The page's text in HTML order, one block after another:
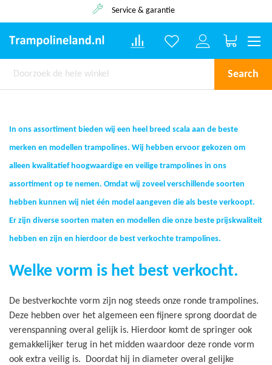
In ons assortiment bieden wij een heel breed scala aan de beste
merken en modellen trampolines. Wij hebben ervoor gekozen om
alleen kwalitatief hoogwaardige en veilige trampolines in ons
assortiment op te nemen. Omdat wij zoveel verschillende soorten
hebben kunnen wij niet één model aangeven die als beste verkoopt.
Er zijn diverse soorten maten en modellen die onze beste prijskwaliteit
hebben en zijn en hierdoor de best verkochte trampolines.
Welke vorm is het best verkocht.
De bestverkochte vorm zijn nog steeds onze ronde trampolines.
Deze hebben over het algemeen een fijnere sprong doordat de
verenspanning overal gelijk is. Hierdoor komt de springer ook
gemakkelijker terug in het midden waardoor deze ronde vorm
ook extra veilig is. Doordat hij in diameter overal gelijke
Service & garantie
Search